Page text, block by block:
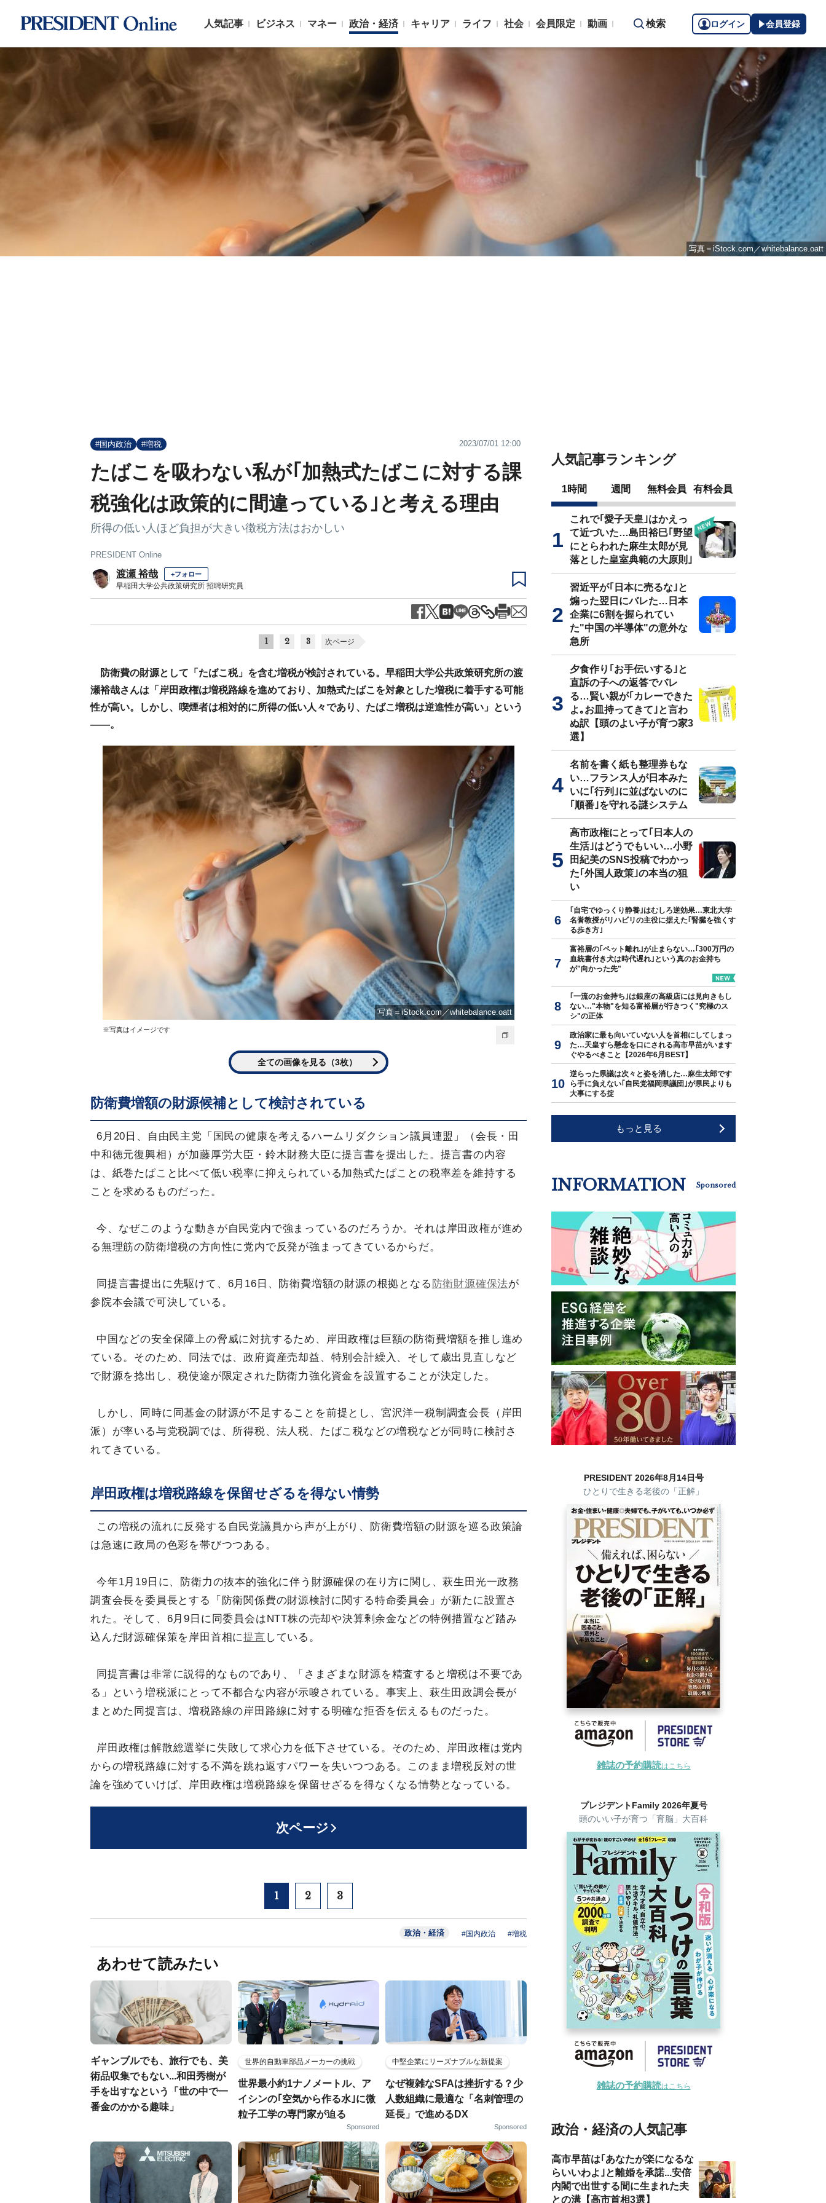
人気記事 ビジネス マネー 政治・経済 キャリア ライフ 社会 会員限定 動画 検索 ログイン 会員登録
写真＝iStock.com／whitebalance.oatt
#国内政治 #増税 2023/07/01 12:00
たばこを吸わない私が｢加熱式たばこに対する課
税強化は政策的に間違っている｣と考える理由
所得の低い人ほど負担が大きい徴税方法はおかしい
PRESIDENT Online
渡瀬 裕哉 +フォロー
早稲田大学公共政策研究所 招聘研究員
1 2 3 次ページ
防衛費の財源として「たばこ税」を含む増税が検討されている。早稲田大学公共政策研究所の渡
瀬裕哉さんは「岸田政権は増税路線を進めており、加熱式たばこを対象とした増税に着手する可能
性が高い。しかし、喫煙者は相対的に所得の低い人々であり、たばこ増税は逆進性が高い」という
――。
写真＝iStock.com／whitebalance.oatt
※写真はイメージです
全ての画像を見る（3枚）
防衛費増額の財源候補として検討されている
6月20日、自由民主党「国民の健康を考えるハームリダクション議員連盟」（会長・田
中和徳元復興相）が加藤厚労大臣・鈴木財務大臣に提言書を提出した。提言書の内容
は、紙巻たばこと比べて低い税率に抑えられている加熱式たばことの税率差を維持する
ことを求めるものだった。
今、なぜこのような動きが自民党内で強まっているのだろうか。それは岸田政権が進め
る無理筋の防衛増税の方向性に党内で反発が強まってきているからだ。
同提言書提出に先駆けて、6月16日、防衛費増額の財源の根拠となる 防衛財源確保法が
参院本会議で可決している。
中国などの安全保障上の脅威に対抗するため、岸田政権は巨額の防衛費増額を推し進め
ている。そのため、同法では、政府資産売却益、特別会計繰入、そして歳出見直しなど
で財源を捻出し、税使途が限定された防衛力強化資金を設置することが決定した。
しかし、同時に同基金の財源が不足することを前提とし、宮沢洋一税制調査会長（岸田
派）が率いる与党税調では、所得税、法人税、たばこ税などの増税などが同時に検討さ
れてきている。
岸田政権は増税路線を保留せざるを得ない情勢
この増税の流れに反発する自民党議員から声が上がり、防衛費増額の財源を巡る政策論
は急速に政局の色彩を帯びつつある。
今年1月19日に、防衛力の抜本的強化に伴う財源確保の在り方に関し、萩生田光一政務
調査会長を委員長とする「防衛関係費の財源検討に関する特命委員会」が新たに設置さ
れた。そして、6月9日に同委員会はNTT株の売却や決算剰余金などの特例措置など踏み
込んだ財源確保策を岸田首相に提言 している。
同提言書は非常に説得的なものであり、「さまざまな財源を精査すると増税は不要であ
る」という増税派にとって不都合な内容が示唆されている。事実上、萩生田政調会長が
まとめた同提言は、増税路線の岸田路線に対する明確な拒否を伝えるものだった。
岸田政権は解散総選挙に失敗して求心力を低下させている。そのため、岸田政権は党内
からの増税路線に対する不満を跳ね返すパワーを失いつつある。このまま増税反対の世
論を強めていけば、岸田政権は増税路線を保留せざるを得なくなる情勢となっている。
次ページ
1 2 3
政治・経済 #国内政治 #増税
あわせて読みたい
ギャンブルでも、旅行でも、美
術品収集でもない...和田秀樹が
手を出すなという「世の中で一
番金のかかる趣味」
世界的自動車部品メーカーの挑戦
世界最小約1ナノメートル、ア
イシンの｢空気から作る水｣に微
粒子工学の専門家が迫る
Sponsored
中堅企業にリーズナブルな新提案
なぜ複雑なSFAは挫折する？少
人数組織に最適な「名刺管理の
延長」で進めるDX
Sponsored
人気記事ランキング
1時間 週間 無料会員 有料会員
これで｢愛子天皇｣はかえっ
て近づいた…島田裕巳｢野望
にとらわれた麻生太郎が見
落とした皇室典範の大原則｣
習近平が｢日本に売るな｣と
煽った翌日にバレた…日本
企業に6割を握られてい
た"中国の半導体"の意外な
急所
夕食作り｢お手伝いする｣と
直訴の子への返答でバレ
る…賢い親が｢カレーできた
よ｡お皿持ってきて｣と言わ
ぬ訳【頭のよい子が育つ家3
選】
名前を書く紙も整理券もな
い…フランス人が日本みた
いに｢行列｣に並ばないのに
｢順番｣を守れる謎システム
高市政権にとって｢日本人の
生活｣はどうでもいい…小野
田紀美のSNS投稿でわかっ
た｢外国人政策｣の本当の狙
い
｢自宅でゆっくり静養｣はむしろ逆効果…東北大学
名誉教授がリハビリの主役に据えた｢腎臓を強くす
る歩き方｣
富裕層の｢ペット離れ｣が止まらない…｢300万円の
血統書付き犬は時代遅れ｣という真のお金持ち
が"向かった先"
｢一流のお金持ち｣は銀座の高級店には見向きもし
ない…"本物"を知る富裕層が行きつく"究極のス
シ"の正体
政治家に最も向いていない人を首相にしてしまっ
た…天皇すら懸念を口にされる高市早苗がいます
ぐやるべきこと【2026年6月BEST】
逆らった県議は次々と姿を消した…麻生太郎です
ら手に負えない｢自民党福岡県議団｣が県民よりも
大事にする掟
もっと見る
INFORMATION Sponsored
PRESIDENT 2026年8月14日号
ひとりで生きる老後の「正解」
雑誌の予約購読はこちら
プレジデントFamily 2026年夏号
頭のいい子が育つ「育脳」大百科
雑誌の予約購読はこちら
政治・経済の人気記事
高市早苗は｢あなたが楽になるな
らいいわよ｣と離婚を承諾...安倍
内閣で出世する間に生まれた夫
との溝【高市首相3選】